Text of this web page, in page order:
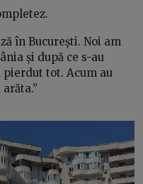
în București. Noi am
și după ce s-au
tot. Acum au